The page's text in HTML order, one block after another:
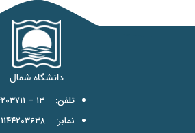
تلفن: ۱۳ – ۰۱۱۴۴۲۰۳۷۱۱
نمابر: ۰۱۱۴۴۲۰۳۶۳۸